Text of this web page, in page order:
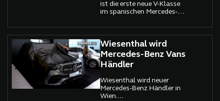
ist die erste neue V-Klasse
im spanischen Mercedes-
Band gerollt.
Wiesenthal wird
Mercedes-Benz Vans
Händler
Wiesenthal wird neuer
Mercedes-Benz Händler in
Wien....